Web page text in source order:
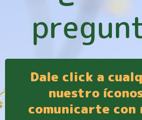
Dale click a
nuestro
comunicarte con